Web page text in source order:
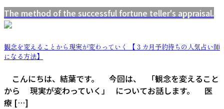
The method of the successful fortune teller's appraisal.
観念を変えることから現実が変わっていく 【３カ月予約待ちの人気占い師
になる方法】
こんにちは、結葉です。 今回は、 「観念を変えること
から 現実が変わっていく」 についてお話します。 医
療 […]